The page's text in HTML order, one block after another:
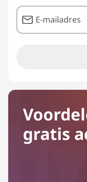
E-mailadres
gratis